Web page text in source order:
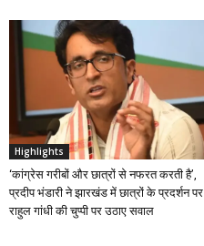
Highlights
‘कांग्रेस गरीबों और छात्रों से नफरत करती है’,
प्रदीप भंडारी ने झारखंड में छात्रों के प्रदर्शन पर
राहुल गांधी की चुप्पी पर उठाए सवाल